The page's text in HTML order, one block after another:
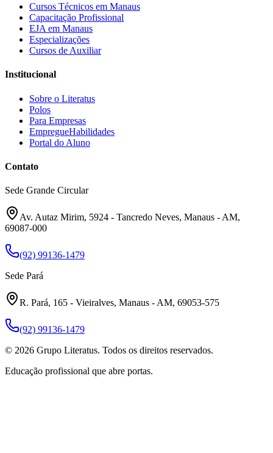
Cursos Técnicos em Manaus
Capacitação Profissional
EJA em Manaus
Especializações
Cursos de Auxiliar
Institucional
Sobre o Literatus
Polos
Para Empresas
EmpregueHabilidades
Portal do Aluno
Contato
Sede Grande Circular
Av. Autaz Mirim, 5924 - Tancredo Neves, Manaus - AM,
69087-000
(92) 99136-1479
Sede Pará
R. Pará, 165 - Vieiralves, Manaus - AM, 69053-575
(92) 99136-1479
© 2026 Grupo Literatus. Todos os direitos reservados.
Educação profissional que abre portas.